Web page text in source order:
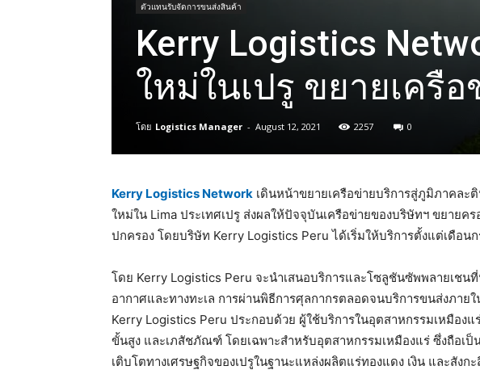
ตัวแทนรับจัดการขนส่งสินค้า
Kerry Logistics
ใหม่ในเปรู ขยายเครื
โดย Logistics Manager - August 12, 2021 2257 0
Kerry Logistics Network เดินหน้าขยายเครือข่ายบริการสู่ภูมิภาคละ
ใหม่ใน Lima ประเทศเปรู ส่งผลให้ปัจจุบันเครือข่ายของบริษัทฯ ขยายค
ปกครอง โดยบริษัท Kerry Logistics Peru ได้เริ่มให้บริการตั้งแต่เดือน
โดย Kerry Logistics Peru จะนำเสนอบริการและโซลูชันซัพพลายเชน
อากาศและทางทะเล การผ่านพิธีการศุลกากรตลอดจนบริการขนส่งภาย
Kerry Logistics Peru ประกอบด้วย ผู้ใช้บริการในอุตสาหกรรมเหมืองแ
ขั้นสูง และเภสัชภัณฑ์ โดยเฉพาะสำหรับอุตสาหกรรมเหมืองแร่ ซึ่งถือเ
เติบโตทางเศรษฐกิจของเปรูในฐานะแหล่งผลิตแร่ทองแดง เงิน และสัง